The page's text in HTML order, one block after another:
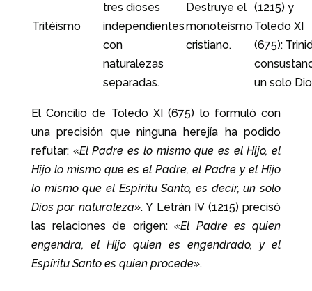
Tritéismo
tres dioses
independientes
con
naturalezas
separadas.
Destruye el
monoteísmo
cristiano.
(1215) y
Toledo XI
(675):
un solo
El Concilio de Toledo XI (675) lo formuló con
una precisión que ninguna herejía ha podido
refutar: «El Padre es lo mismo que es el Hijo, el
Hijo lo mismo que es el Padre, el Padre y el Hijo
lo mismo que el Espíritu Santo, es decir, un solo
Dios por naturaleza». Y Letrán IV (1215) precisó
las relaciones de origen:«El Padre es quien
engendra, el Hijo quien es engendrado, y el
Espíritu Santo es quien procede».